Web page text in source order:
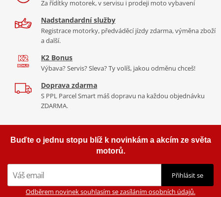
Za řídítky motorek, v servisu i prodeji moto vybavení
Nadstandardní služby
Registrace motorky, předváděcí jízdy zdarma, výměna zboží
a další.
K2 Bonus
Výbava? Servis? Sleva? Ty volíš, jakou odměnu chceš!
Doprava zdarma
S PPL Parcel Smart máš dopravu na každou objednávku
ZDARMA.
Buďte o jednu stopu blíž k novinkám a akcím ze světa
motorů.
Přihlásit se
Odběrem novinek souhlasím se zasíláním osobních údajů.